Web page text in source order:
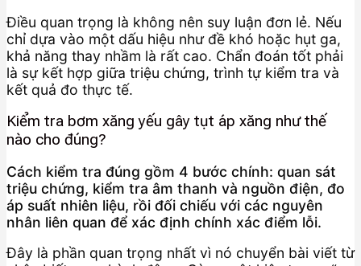
Điều quan trọng là không nên suy luận đơn lẻ. Nếu
chỉ dựa vào một dấu hiệu như đề khó hoặc hụt ga,
khả năng thay nhầm là rất cao. Chẩn đoán tốt phải
là sự kết hợp giữa triệu chứng, trình tự kiểm tra và
kết quả đo thực tế.
Kiểm tra bơm xăng yếu gây tụt áp xăng như thế
nào cho đúng?
Cách kiểm tra đúng gồm 4 bước chính: quan sát
triệu chứng, kiểm tra âm thanh và nguồn điện, đo
áp suất nhiên liệu, rồi đối chiếu với các nguyên
nhân liên quan để xác định chính xác điểm lỗi.
Đây là phần quan trọng nhất vì nó chuyển bài viết từ